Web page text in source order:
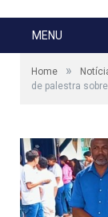
MENU
Home »
de palestra